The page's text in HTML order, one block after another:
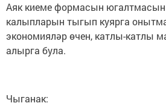
Аяк киеме формасын югалтмасын
калыпларын тыгып куярга
экономияләр өчен, катлы-катлы
алырга була.
Чыганак: